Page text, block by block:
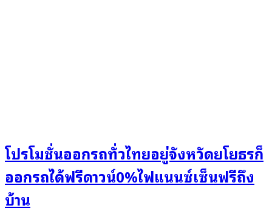
โปรโมชั่นออกรถทั่วไทยอยู่จังหวัดยโยธรก็
ออกรถได้ฟรีดาวน์0%ไฟแนนซ์เซ็นฟรีถึง
บ้าน